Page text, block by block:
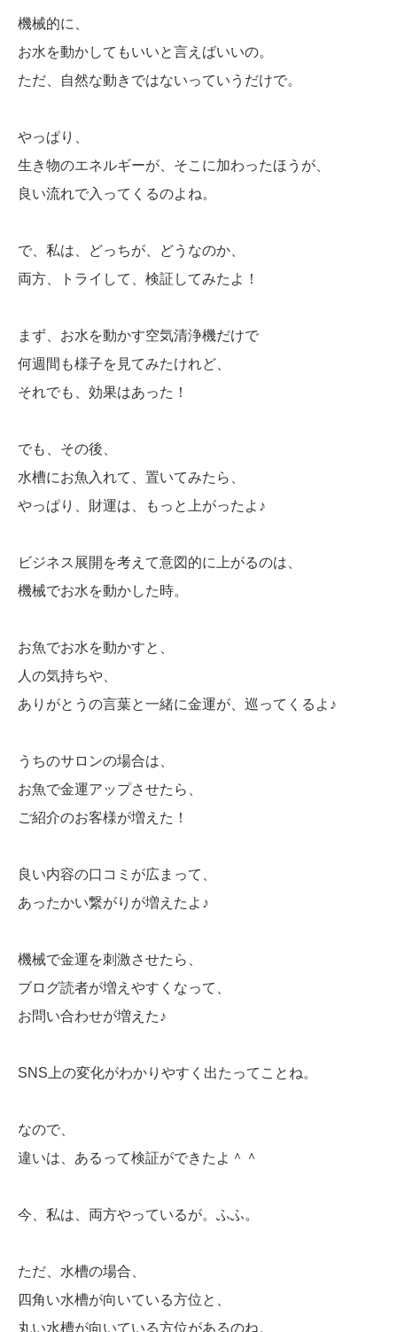
機械的に、
お水を動かしてもいいと言えばいいの。
ただ、自然な動きではないっていうだけで。
やっぱり、
生き物のエネルギーが、そこに加わったほうが、
良い流れで入ってくるのよね。
で、私は、どっちが、どうなのか、
両方、トライして、検証してみたよ！
まず、お水を動かす空気清浄機だけで
何週間も様子を見てみたけれど、
それでも、効果はあった！
でも、その後、
水槽にお魚入れて、置いてみたら、
やっぱり、財運は、もっと上がったよ♪
ビジネス展開を考えて意図的に上がるのは、
機械でお水を動かした時。
お魚でお水を動かすと、
人の気持ちや、
ありがとうの言葉と一緒に金運が、巡ってくるよ♪
うちのサロンの場合は、
お魚で金運アップさせたら、
ご紹介のお客様が増えた！
良い内容の口コミが広まって、
あったかい繋がりが増えたよ♪
機械で金運を刺激させたら、
ブログ読者が増えやすくなって、
お問い合わせが増えた♪
SNS上の変化がわかりやすく出たってことね。
なので、
違いは、あるって検証ができたよ＾＾
今、私は、両方やっているが。ふふ。
ただ、水槽の場合、
四角い水槽が向いている方位と、
丸い水槽が向いている方位があるのね。